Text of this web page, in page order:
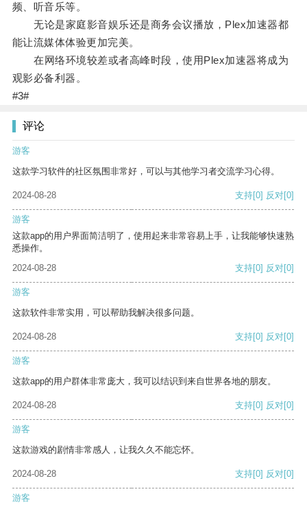
频、听音乐等。
无论是家庭影音娱乐还是商务会议播放，Plex加速器都
能让流媒体体验更加完美。
在网络环境较差或者高峰时段，使用Plex加速器将成为
观影必备利器。
#3#
评论
游客
这款学习软件的社区氛围非常好，可以与其他学习者交流学习心得。
2024-08-28 支持[0] 反对[0]
游客
这款app的用户界面简洁明了，使用起来非常容易上手，让我能够快速熟
悉操作。
2024-08-28
支持[0] 反对[0]
游客
这款软件非常实用，可以帮助我解决很多问题。
2024-08-28 支持[0] 反对[0]
游客
这款app的用户群体非常庞大，我可以结识到来自世界各地的朋友。
2024-08-28 支持[0] 反对[0]
游客
这款游戏的剧情非常感人，让我久久不能忘怀。
2024-08-28 支持[0] 反对[0]
游客